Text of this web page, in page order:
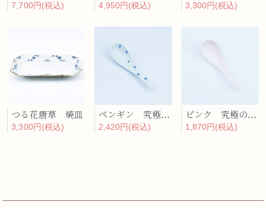
7,700円(税込)
4,950円(税込)
3,300円(税込)
つる花唐草 焼皿
3,300円(税込)
ペンギン 究極のレンゲ
2,420円(税込)
ピンク 究極のレンゲ
1,870円(税込)